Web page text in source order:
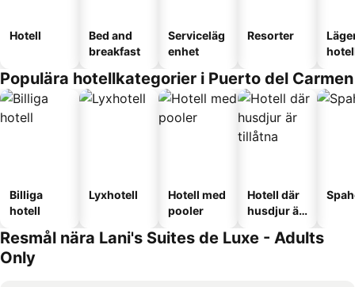
Hotell
Bed and
breakfast
Serviceläg
enhet
Resorter
Populära hotellkategorier i Puerto del Carmen
Billiga
hotell
Lyxhotell
Hotell med
pooler
Hotell där
husdjur är
Resmål nära Lani's Suites de Luxe - Adults
Only